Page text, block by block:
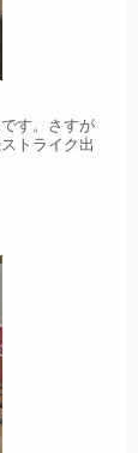
す。さすが
トライク出